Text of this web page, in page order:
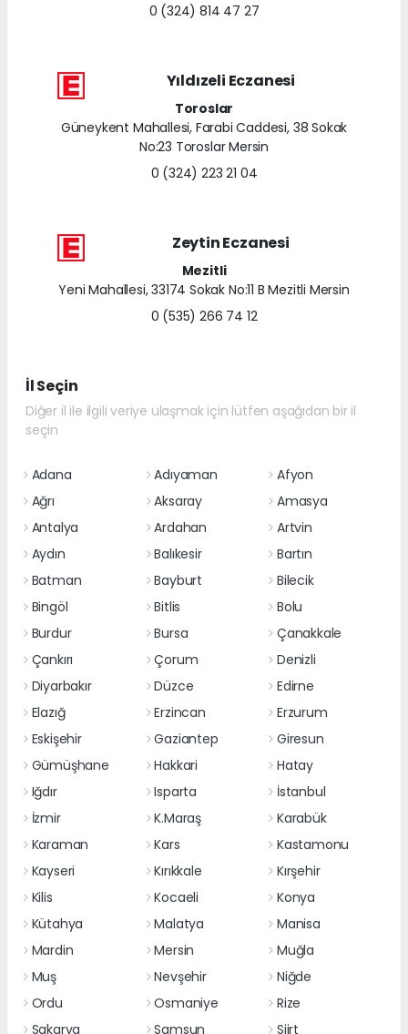
0 (324) 814 47 27
Yıldızeli Eczanesi
Toroslar
Güneykent Mahallesi, Farabi Caddesi, 38 Sokak
No:23 Toroslar Mersin
0 (324) 223 21 04
Zeytin Eczanesi
Mezitli
Yeni Mahallesi, 33174 Sokak No:11 B Mezitli Mersin
0 (535) 266 74 12
İl Seçin
Diğer il ile ilgili veriye ulaşmak için lütfen aşağıdan bir il
seçin
Adana Adıyaman
Afyon
Ağrı
Aksaray
Amasya
Antalya
Ardahan
Artvin
Aydın
Balıkesir
Bartın
Batman
Bayburt
Bilecik
Bingöl
Bitlis
Bolu
Burdur
Bursa
Çanakkale
Çankırı
Çorum
Denizli
Diyarbakır
Düzce
Edirne
Elazığ
Erzincan
Erzurum
Eskişehir
Gaziantep
Giresun
Gümüşhane
Hakkari
Hatay
Iğdır
Isparta
İstanbul
İzmir
K.Maraş
Karabük
Karaman
Kars
Kastamonu
Kayseri
Kırıkkale
Kırşehir
Kilis
Kocaeli
Konya
Kütahya
Malatya
Manisa
Mardin
Mersin
Muğla
Muş
Nevşehir
Niğde
Ordu
Osmaniye
Rize
Sakarya
Samsun Siirt